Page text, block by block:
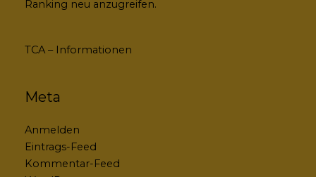
Ranking neu anzugreifen.
TCA – Informationen
Meta
Anmelden
Eintrags-Feed
Kommentar-Feed